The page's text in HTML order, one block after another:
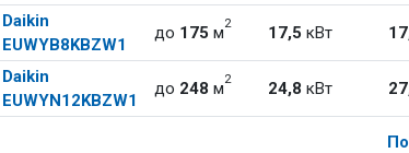
Daikin
EUWYB8KBZW1
до 175 м2 17,5 кВт
Daikin
EUWYN12KBZW1
до 248 м2 24,8 кВт